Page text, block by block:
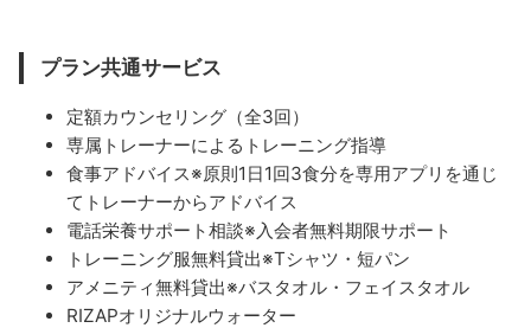
プラン共通サービス
定額カウンセリング（全3回）
専属トレーナーによるトレーニング指導
食事アドバイス※原則1日1回3食分を専用アプリを通じ
てトレーナーからアドバイス
電話栄養サポート相談※入会者無料期限サポート
トレーニング服無料貸出※Tシャツ・短パン
アメニティ無料貸出※バスタオル・フェイスタオル
RIZAPオリジナルウォーター